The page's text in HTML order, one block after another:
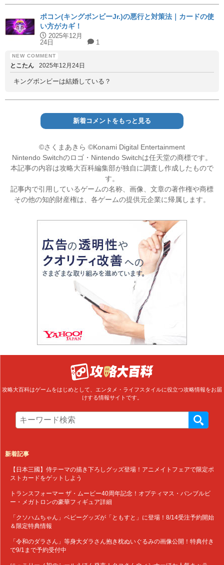
ポコン(キングボンビーJr.)の悪行と対策法｜カードの使
い方がカギ！
2025年12月
24日
1
とこたん 2025年12月24日
キングボンビーは結婚している？
新着コメントをもっと見る
©さくまあきら ©Konami Digital Entertainment
Nintendo Switchのロゴ・Nintendo Switchは任天堂の商標です。
本記事の内容は攻略大百科編集部が独自に調査し作成したもので
す。
記事内で引用しているゲームの名称、画像、文章の著作権や商標
その他の知的財産権は、各ゲームの提供元企業に帰属します。
攻略大百科はゲームをはじめとして、エンタメ・ライフスタイルに役立つ攻略情報をお届
けする情報サイトです。
新着記事
【日本三國】侍テーマの描き下ろしグッズ登場！アニメイトフェアで限定ポ
ストカードをゲットしよう
トランスフォーマー ザ・ムービー40周年記念！オプティマス・バンブルビ
ー・メガトロンの豪華フィギュア詳細
「クソハムちゃん」ベビーグッズが「ともすと」に登場！8/14受注予約開始
＆限定特典情報
「令和のダラさん」等身大ダラさん抱き枕ぬいぐるみの画像公開！特典付き
で9/1まで予約受付中